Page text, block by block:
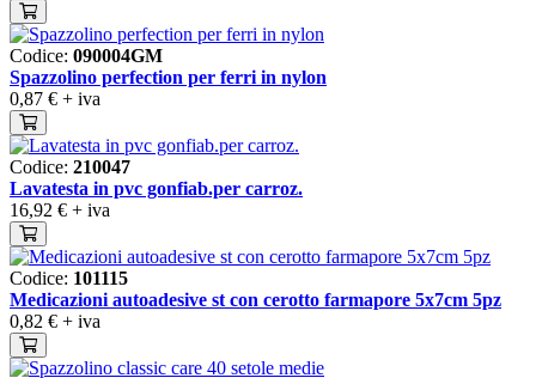
Codice: 090004GM
Spazzolino perfection per ferri in nylon
0,87 € + iva
Codice: 210047
Lavatesta in pvc gonfiab.per carroz.
16,92 € + iva
Codice: 101115
Medicazioni autoadesive st con cerotto farmapore 5x7cm 5pz
0,82 € + iva